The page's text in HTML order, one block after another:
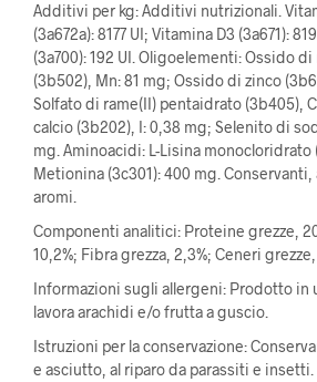
Additivi per kg: Additivi nutrizionali.
(3a672a): 8177 UI; Vitamina D3 (3a671):
(3a700): 192 UI. Oligoelementi: Ossido
(3b502), Mn: 81 mg; Ossido di zinco
Solfato di rame(II) pentaidrato (3b405),
calcio (3b202), I: 0,38 mg; Selenito di
mg. Aminoacidi: L-Lisina monocloridrato
Metionina (3c301): 400 mg.
aromi.
Componenti analitici: Proteine ​​grezze,
10,2%; Fibra grezza, 2,3%; Ceneri grezze,
Informazioni sugli allergeni: Prodotto in
lavora arachidi e/o frutta a guscio.
Istruzioni per la conservazione:
e asciutto, al riparo da parassiti e